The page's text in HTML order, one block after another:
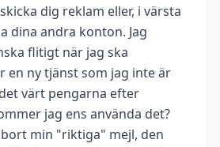
dig reklam eller, i värsta
dina andra konton. Jag
flitigt när jag ska
en ny tjänst som jag inte är
värt pengarna efter
jag ens använda det?
min "riktiga" mejl, den